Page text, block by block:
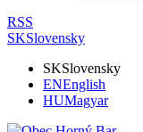
RSS
SKSlovensky
SKSlovensky
ENEnglish
HUMagyar